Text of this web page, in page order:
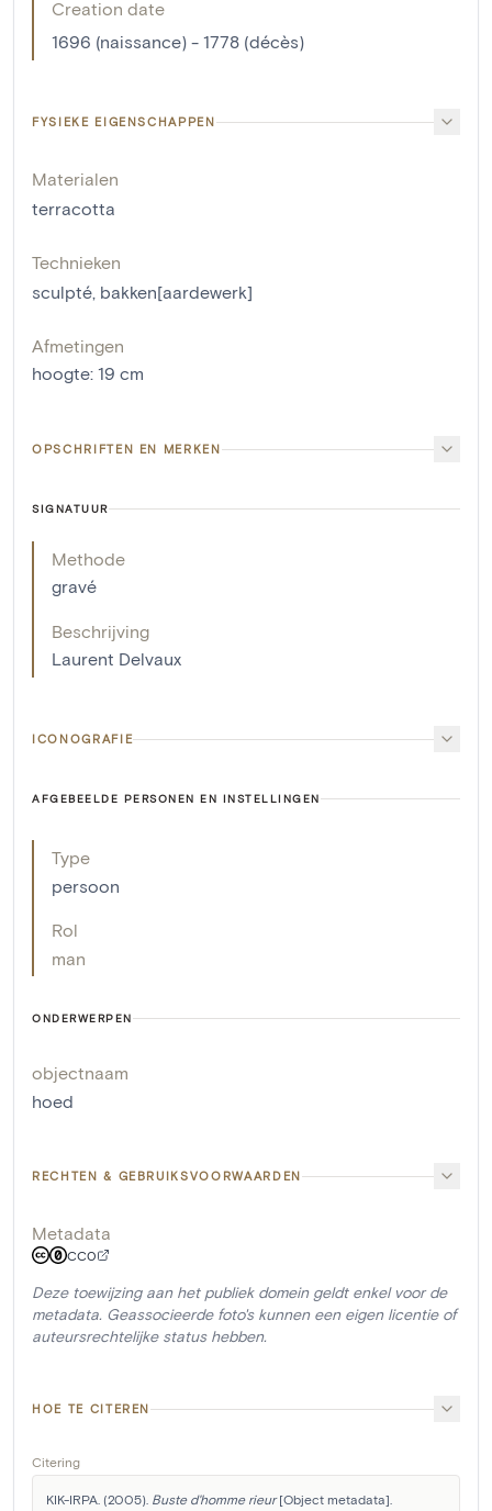
Creation date
1696 (naissance) - 1778 (décès)
FYSIEKE EIGENSCHAPPEN
Materialen
terracotta
Technieken
sculpté, bakken[aardewerk]
Afmetingen
hoogte: 19 cm
OPSCHRIFTEN EN MERKEN
SIGNATUUR
Methode
gravé
Beschrijving
Laurent Delvaux
ICONOGRAFIE
AFGEBEELDE PERSONEN EN INSTELLINGEN
Type
persoon
Rol
man
ONDERWERPEN
objectnaam
hoed
RECHTEN & GEBRUIKSVOORWAARDEN
Metadata
CC0
Deze toewijzing aan het publiek domein geldt enkel voor de
metadata. Geassocieerde foto's kunnen een eigen licentie of
auteursrechtelijke status hebben.
HOE TE CITEREN
Citering
KIK-IRPA. (2005). Buste d'homme rieur [Object metadata].